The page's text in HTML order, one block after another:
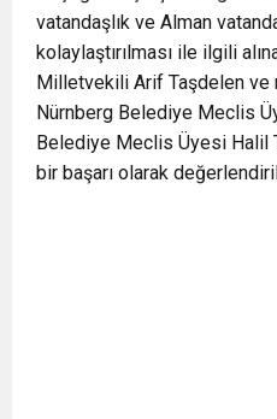
vatandaşlık ve Alman
kolaylaştırılması ile ilgili
Milletvekili Arif Taşdelen ve
Nürnberg Belediye Meclis
Belediye Meclis Üyesi Halil
bir başarı olarak